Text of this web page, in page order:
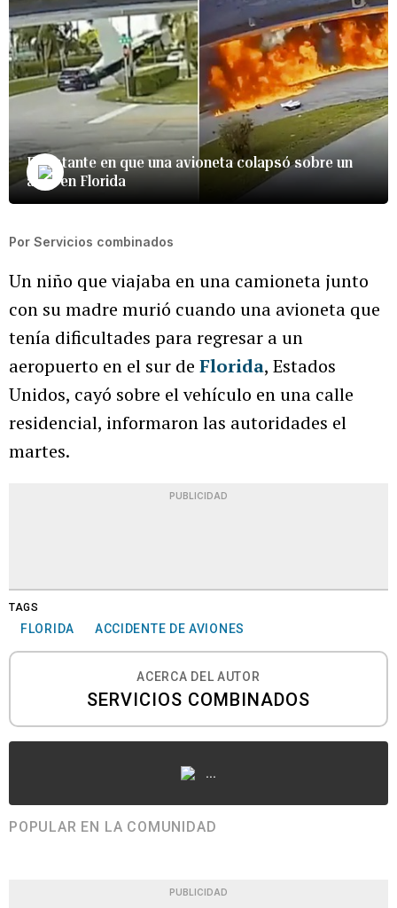
El instante en que una avioneta colapsó sobre un
auto en Florida
Por Servicios combinados
Un niño que viajaba en una camioneta junto
con su madre murió cuando una avioneta que
tenía dificultades para regresar a un
aeropuerto en el sur de Florida, Estados
Unidos, cayó sobre el vehículo en una calle
residencial, informaron las autoridades el
martes.
PUBLICIDAD
TAGS
FLORIDA ACCIDENTE DE AVIONES
ACERCA DEL AUTOR
SERVICIOS COMBINADOS
...
POPULAR EN LA COMUNIDAD
PUBLICIDAD